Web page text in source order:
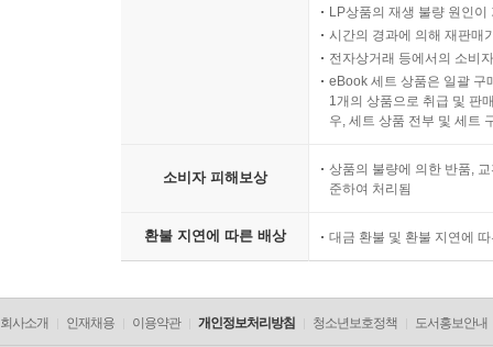
LP상품의 재생 불량 원인
시간의 경과에 의해 재판매
전자상거래 등에서의 소비
eBook 세트 상품은 일괄 구
1개의 상품으로 취급 및 판
우, 세트 상품 전부 및 세트
소비자 피해보상
상품의 불량에 의한 반품,
준하여 처리됨
환불 지연에 따른 배상 대금 환불 및 환불 지연에
회사소개 인재채용 이용약관 개인정보처리방침 청소년보호정책 도서홍보안내